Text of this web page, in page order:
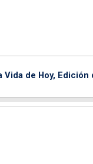
Vida de Hoy,